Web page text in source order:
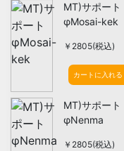
MT)サポート
φMosai-kek
￥2805(税込)
カートに入れる
MT)サポート
φNenma
￥2805(税込)